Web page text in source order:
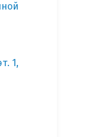
1,